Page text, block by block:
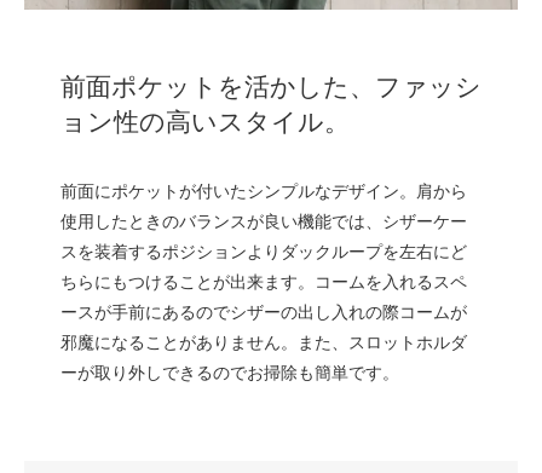
前面ポケットを活かした、ファッシ
ョン性の高いスタイル。
前面にポケットが付いたシンプルなデザイン。肩から
使用したときのバランスが良い機能では、シザーケー
スを装着するポジションよりダックループを左右にど
ちらにもつけることが出来ます。コームを入れるスペ
ースが手前にあるのでシザーの出し入れの際コームが
邪魔になることがありません。また、スロットホルダ
ーが取り外しできるのでお掃除も簡単です。